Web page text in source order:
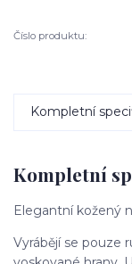
Číslo produktu:
Kompletní
Kompletní
Elegantní kožený
Vyrábějí se pouze